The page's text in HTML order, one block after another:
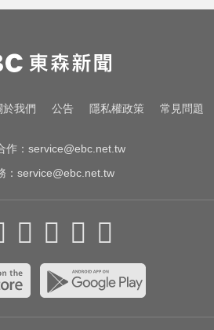
又現身！遊湖拍到「神
」官方證實了
歲男私密處驚見「白刺
於我們 公告 隱私權政策 常見問題
作： service@ebc.net.tw
： service@ebc.net.tw